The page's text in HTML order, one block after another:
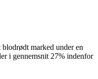
marked under en
i gennemsnit 27% indenfor